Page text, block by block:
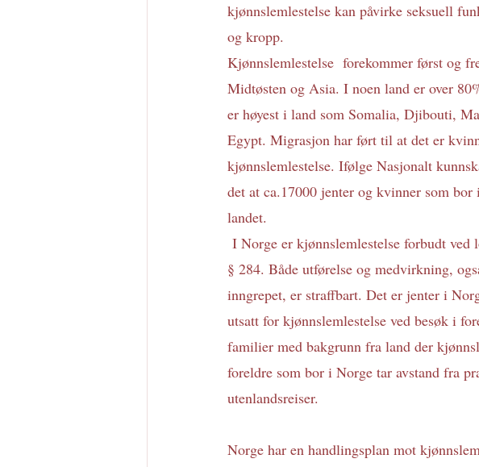
kjønnslemlestelse kan påvirke seksuell
og kropp.
Kjønnslemlestelse  forekommer først og
Midtøsten og Asia. I noen land er over
er høyest i land som Somalia, Djibouti,
Egypt. Migrasjon har ført til at det er
kjønnslemlestelse. Ifølge Nasjonalt
det at ca.17000 jenter og kvinner som
landet.
I Norge er kjønnslemlestelse forbudt ved
§ 284. Både utførelse og medvirkning,
inngrepet, er straffbart. Det er jenter i
utsatt for kjønnslemlestelse ved besøk i
familier med bakgrunn fra land der
foreldre som bor i Norge tar avstand fra
utenlandsreiser.
Norge har en handlingsplan mot